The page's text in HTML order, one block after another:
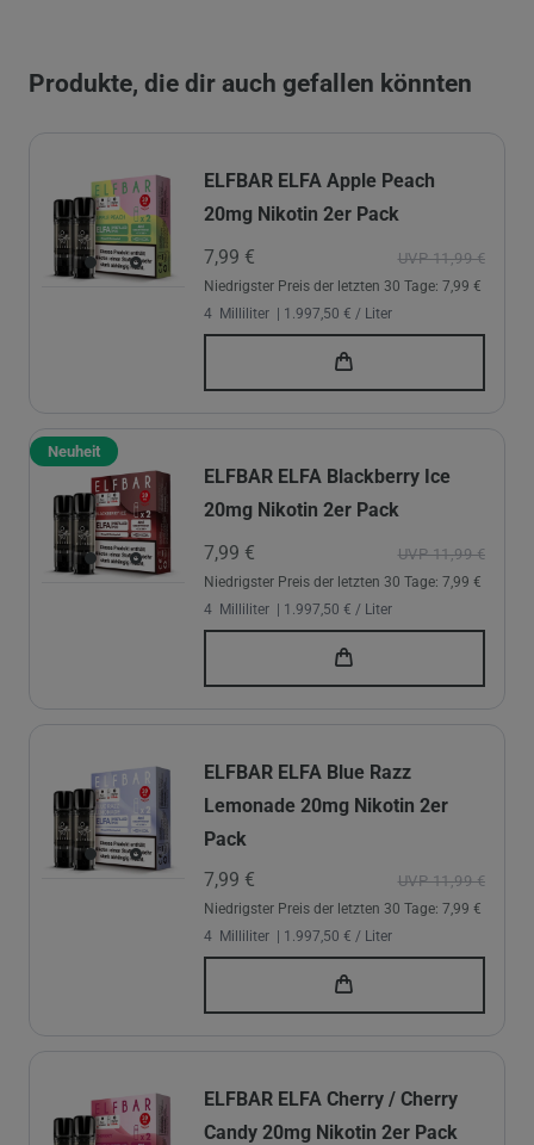
Produkte, die dir auch gefallen könnten
ELFBAR ELFA Apple Peach
20mg Nikotin 2er Pack
UVP 11,99 €
7,99 €
Niedrigster Preis der letzten 30 Tage: 7,99 €
4 Milliliter | 1.997,50 € / Liter
Neuheit
ELFBAR ELFA Blackberry Ice
20mg Nikotin 2er Pack
UVP 11,99 €
7,99 €
Niedrigster Preis der letzten 30 Tage: 7,99 €
4 Milliliter | 1.997,50 € / Liter
ELFBAR ELFA Blue Razz
Lemonade 20mg Nikotin 2er
Pack
UVP 11,99 €
7,99 €
Niedrigster Preis der letzten 30 Tage: 7,99 €
4 Milliliter | 1.997,50 € / Liter
ELFBAR ELFA Cherry / Cherry
Candy 20mg Nikotin 2er Pack